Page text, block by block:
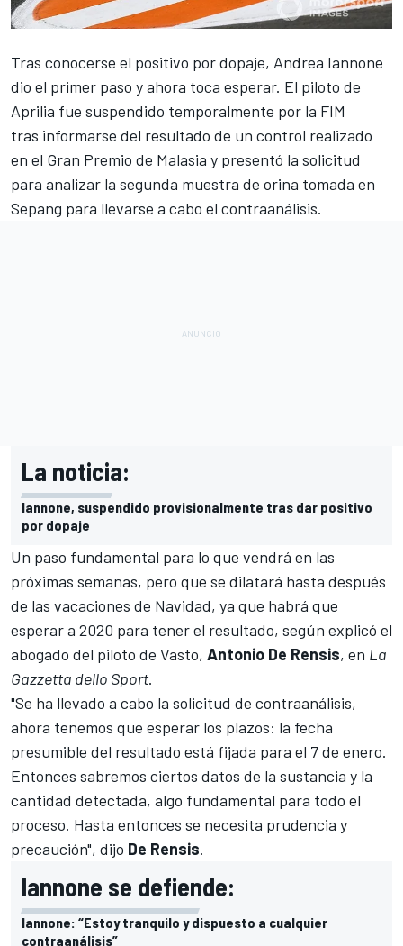
Tras conocerse el positivo por dopaje, Andrea Iannone
dio el primer paso y ahora toca esperar. El piloto de
Aprilia fue suspendido temporalmente por la FIM
tras informarse del resultado de un control realizado
en el Gran Premio de Malasia y presentó la solicitud
para analizar la segunda muestra de orina tomada en
Sepang para llevarse a cabo el contraanálisis.
La noticia:
Iannone, suspendido provisionalmente tras dar positivo
por dopaje
Un paso fundamental para lo que vendrá en las
próximas semanas, pero que se dilatará hasta después
de las vacaciones de Navidad, ya que habrá que
esperar a 2020 para tener el resultado, según explicó el
abogado del piloto de Vasto, Antonio De Rensis, en La
Gazzetta dello Sport.
"Se ha llevado a cabo la solicitud de contraanálisis,
ahora tenemos que esperar los plazos: la fecha
presumible del resultado está fijada para el 7 de enero.
Entonces sabremos ciertos datos de la sustancia y la
cantidad detectada, algo fundamental para todo el
proceso. Hasta entonces se necesita prudencia y
precaución", dijo De Rensis.
Iannone se defiende:
Iannone: “Estoy tranquilo y dispuesto a cualquier
contraanálisis”